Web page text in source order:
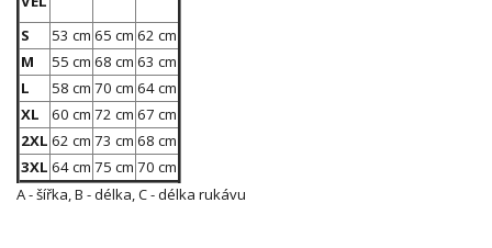
S 53 cm 65 cm 62 cm
M
55 cm 68 cm 63 cm
L
58 cm 70 cm 64 cm
XL
60 cm 72 cm 67 cm
2XL 62 cm 73 cm 68 cm
3XL 64 cm 75 cm 70 cm
A - šířka, B - délka, C - délka rukávu